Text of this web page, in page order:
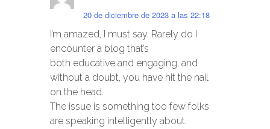
20 de diciembre de 2023 a las 22:18
I’m amazed, I must say. Rarely do I
encounter a blog that’s
both educative and engaging, and
without a doubt, you have hit the nail
on the head.
The issue is something too few folks
are speaking intelligently about.